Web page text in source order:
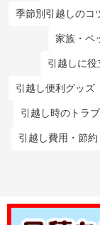
季節別引越しのコ
家族・ペ
引越しに役
引越し便利グッズ
引越し時のトラ
引越し費用・節約